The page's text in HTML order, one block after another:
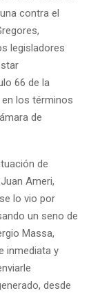
contra el
legisladores
66 de la
los términos
de
de
Ameri,
lo vio por
un seno de
Massa,
inmediata y
desde